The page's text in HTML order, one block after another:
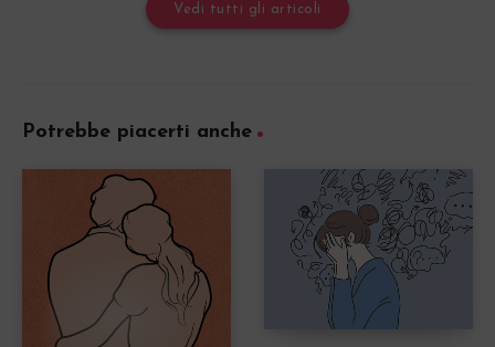
Vedi tutti gli articoli
Potrebbe piacerti anche